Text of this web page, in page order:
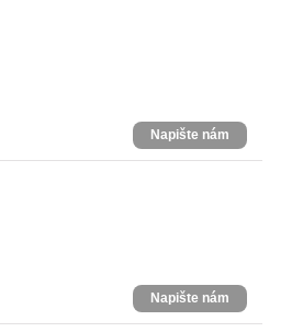
Napište nám
Napište nám